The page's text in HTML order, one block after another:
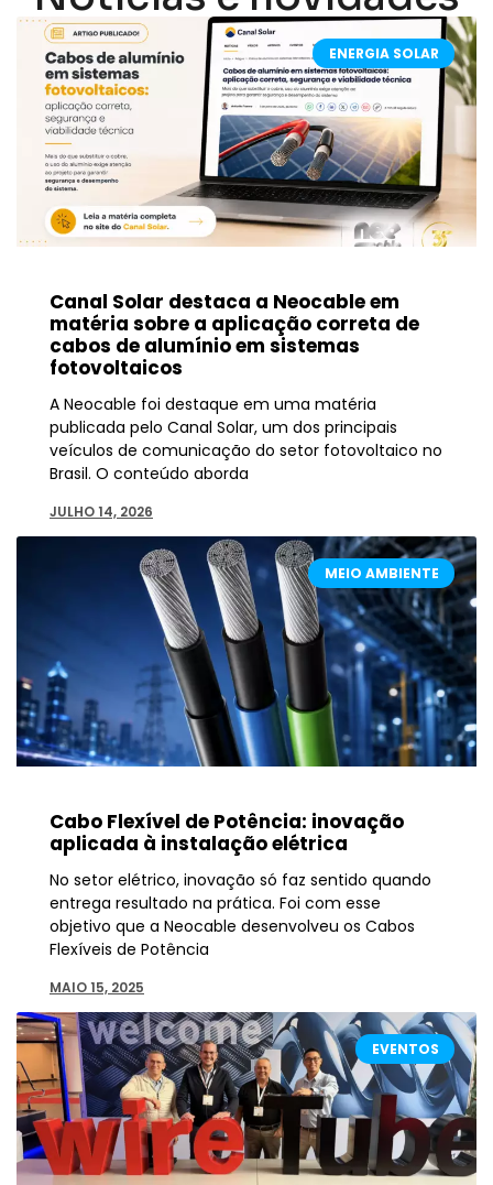
ENERGIA SOLAR
Canal Solar destaca a Neocable em
matéria sobre a aplicação correta de
cabos de alumínio em sistemas
fotovoltaicos
A Neocable foi destaque em uma matéria
publicada pelo Canal Solar, um dos principais
veículos de comunicação do setor fotovoltaico no
Brasil. O conteúdo aborda
JULHO 14, 2026
MEIO AMBIENTE
Cabo Flexível de Potência: inovação
aplicada à instalação elétrica
No setor elétrico, inovação só faz sentido quando
entrega resultado na prática. Foi com esse
objetivo que a Neocable desenvolveu os Cabos
Flexíveis de Potência
MAIO 15, 2025
EVENTOS